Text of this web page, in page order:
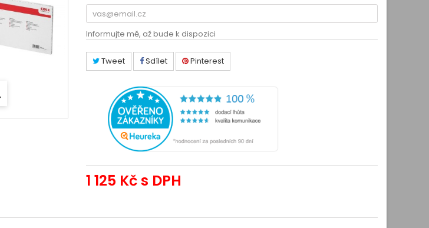
Informujte mě, až bude k dispozici
Tweet Sdílet Pinterest
1 125 Kčs DPH